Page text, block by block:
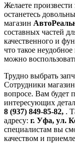
Желаете произвести
останетесь
магазин
составных частей
качественного и
что такое
можно
Трудно выбрать
Сотрудники
вопросе. Вам будет
интересующих
8 (937) 849-85-82, .
адресу: г. Уфа, ул.
специалистам вы
качеством и